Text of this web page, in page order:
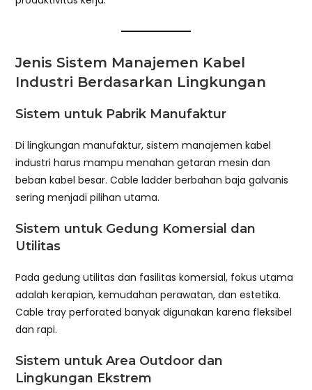
Jenis Sistem Manajemen Kabel
Industri Berdasarkan Lingkungan
Sistem untuk Pabrik Manufaktur
Di lingkungan manufaktur, sistem manajemen kabel
industri harus mampu menahan getaran mesin dan
beban kabel besar. Cable ladder berbahan baja galvanis
sering menjadi pilihan utama.
Sistem untuk Gedung Komersial dan
Utilitas
Pada gedung utilitas dan fasilitas komersial, fokus utama
adalah kerapian, kemudahan perawatan, dan estetika.
Cable tray perforated banyak digunakan karena fleksibel
dan rapi.
Sistem untuk Area Outdoor dan
Lingkungan Ekstrem